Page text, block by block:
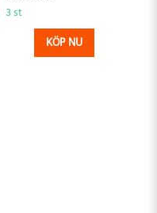
3 st
KÖP NU